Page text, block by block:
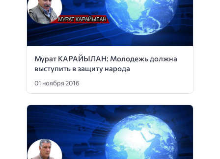
Мурат КАРАЙЫЛАН: Молодежь должна
выступить в защиту народа
01 ноября 2016